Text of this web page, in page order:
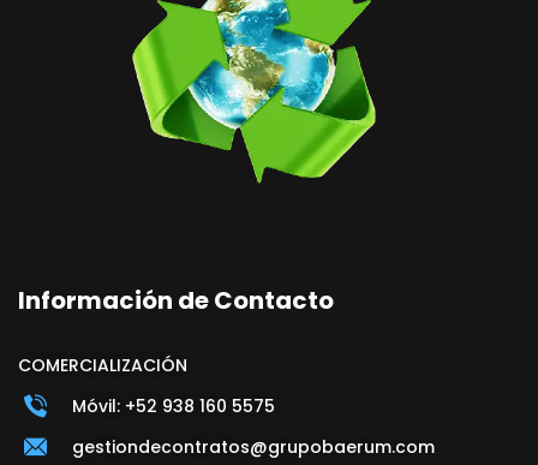
Información de Contacto
COMERCIALIZACIÓN
Móvil: +52 938 160 5575
gestiondecontratos@grupobaerum.com